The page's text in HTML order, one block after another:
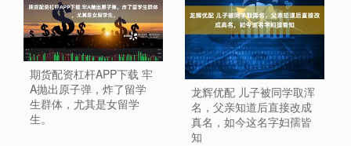
期货配资杠杆APP下载 牢
A抛出原子弹，炸了留学
生群体，尤其是女留学
生。
龙辉优配 儿子被同学取浑
名，父亲知道后直接改成
真名，如今这名字妇孺皆
知